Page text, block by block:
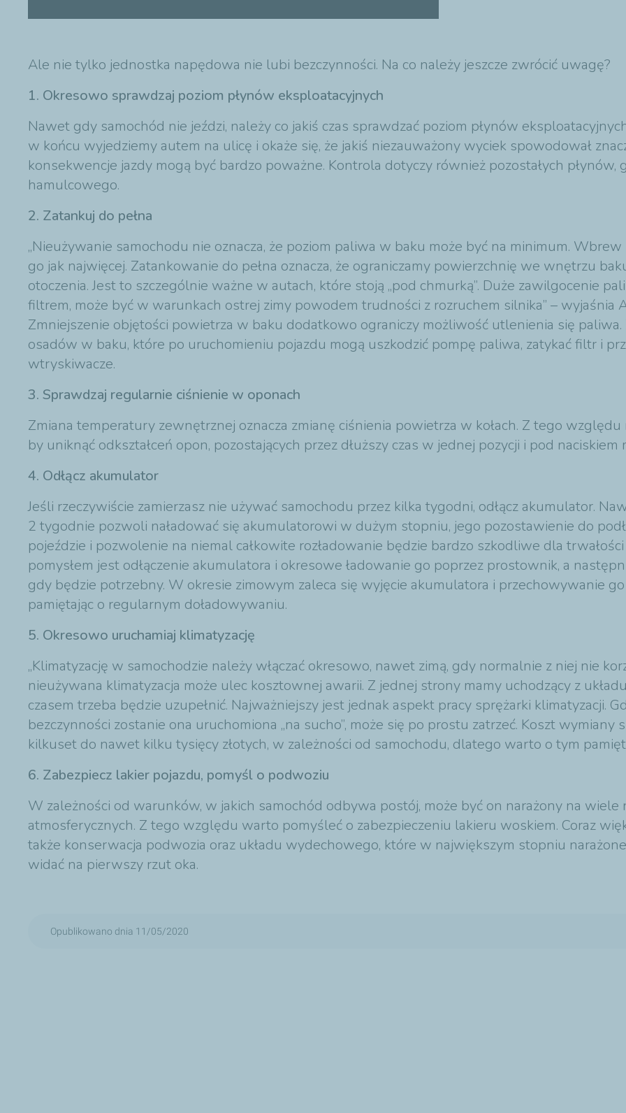
Ale nie tylko jednostka napędowa nie lubi bezczynności. Na co należy jeszcze zwrócić uwagę?
1. Okresowo sprawdzaj poziom płynów eksploatacyjnych
Nawet gdy samochód nie jeździ, należy co jakiś czas sprawdzać poziom płynów
w końcu wyjedziemy autem na ulicę i okaże się, że jakiś niezauważony wyciek spowodował
konsekwencje jazdy mogą być bardzo poważne. Kontrola dotyczy również pozostałych płynów,
hamulcowego.
2. Zatankuj do pełna
„Nieużywanie samochodu nie oznacza, że poziom paliwa w baku może być na minimum.
go jak najwięcej. Zatankowanie do pełna oznacza, że ograniczamy powierzchnię we wnętrzu
otoczenia. Jest to szczególnie ważne w autach, które stoją „pod chmurką”. Duże zawilgocenie
filtrem, może być w warunkach ostrej zimy powodem trudności z rozruchem silnika” – wyjaśnia
Zmniejszenie objętości powietrza w baku dodatkowo ograniczy możliwość utlenienia się
osadów w baku, które po uruchomieniu pojazdu mogą uszkodzić pompę paliwa, zatykać filtr i
wtryskiwacze.
3. Sprawdzaj regularnie ciśnienie w oponach
Zmiana temperatury zewnętrznej oznacza zmianę ciśnienia powietrza w kołach. Z tego
by uniknąć odkształceń opon, pozostających przez dłuższy czas w jednej pozycji i pod naciskiem
4. Odłącz akumulator
Jeśli rzeczywiście zamierzasz nie używać samochodu przez kilka tygodni, odłącz akumulator.
2 tygodnie pozwoli naładować się akumulatorowi w dużym stopniu, jego pozostawienie do
pojeździe i pozwolenie na niemal całkowite rozładowanie będzie bardzo szkodliwe dla
pomysłem jest odłączenie akumulatora i okresowe ładowanie go poprzez prostownik, a
gdy będzie potrzebny. W okresie zimowym zaleca się wyjęcie akumulatora i przechowywanie
pamiętając o regularnym doładowywaniu.
5. Okresowo uruchamiaj klimatyzację
„Klimatyzację w samochodzie należy włączać okresowo, nawet zimą, gdy normalnie z niej nie
nieużywana klimatyzacja może ulec kosztownej awarii. Z jednej strony mamy uchodzący z
czasem trzeba będzie uzupełnić. Najważniejszy jest jednak aspekt pracy sprężarki klimatyzacji.
bezczynności zostanie ona uruchomiona „na sucho”, może się po prostu zatrzeć. Koszt
kilkuset do nawet kilku tysięcy złotych, w zależności od samochodu, dlatego warto o tym
6. Zabezpiecz lakier pojazdu, pomyśl o podwoziu
W zależności od warunków, w jakich samochód odbywa postój, może być on narażony na wiele
atmosferycznych. Z tego względu warto pomyśleć o zabezpieczeniu lakieru woskiem. Coraz
także konserwacja podwozia oraz układu wydechowego, które w największym stopniu
widać na pierwszy rzut oka.
Opublikowano dnia 11/05/2020